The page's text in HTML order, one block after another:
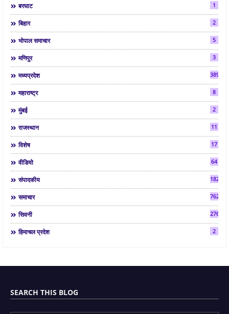
बरघाट 1
बिहार 2
भोपाल समाचार 5
मणिपुर 3
मध्यप्रदेश 3892
महाराष्ट्र 8
मुंबई 2
राजस्थान 11
विशेष 17
वीडियो 64
संपादकीय 182
समाचार 7624
सिवनी 2763
हिमाचल प्रदेश 2
SEARCH THIS BLOG